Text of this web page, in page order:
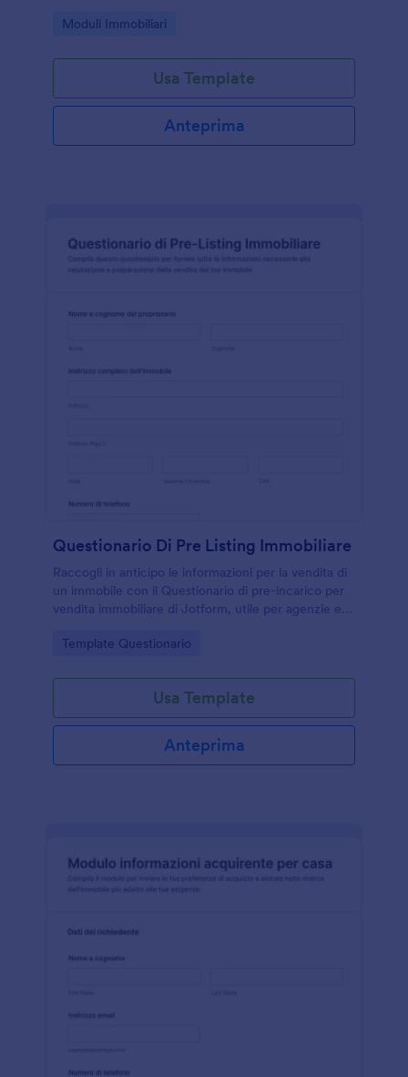
modulo con Jotform.
Go to Category:
Moduli Immobiliari
Usa Template
Anteprima
Questionario Di Pre Listing Immobiliare
Raccogli in anticipo le informazioni per la vendita di
un immobile con il Questionario di pre-incarico per
vendita immobiliare di Jotform, utile per agenzie e
preparare valutazioni e visite.
Go to Category:
Template Questionario
Usa Template
Anteprima